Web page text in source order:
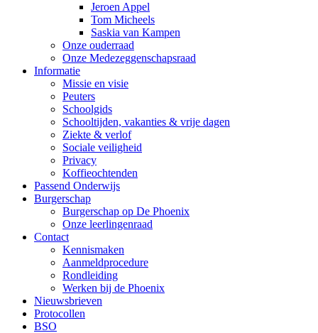
Jeroen Appel
Tom Micheels
Saskia van Kampen
Onze ouderraad
Onze Medezeggenschapsraad
Informatie
Missie en visie
Peuters
Schoolgids
Schooltijden, vakanties & vrije dagen
Ziekte & verlof
Sociale veiligheid
Privacy
Koffieochtenden
Passend Onderwijs
Burgerschap
Burgerschap op De Phoenix
Onze leerlingenraad
Contact
Kennismaken
Aanmeldprocedure
Rondleiding
Werken bij de Phoenix
Nieuwsbrieven
Protocollen
BSO